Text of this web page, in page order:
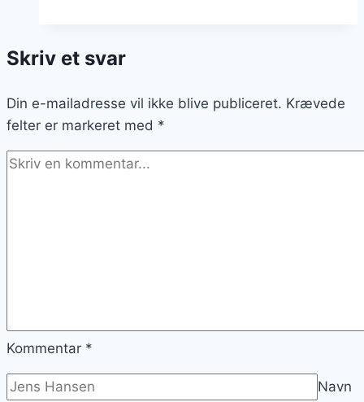
alternativ
tærten
Skriv et svar
Din e-mailadresse vil ikke blive publiceret. Krævede
felter er markeret med *
Kommentar *
Navn